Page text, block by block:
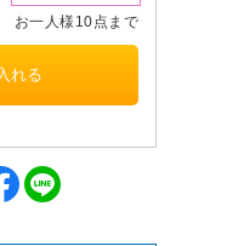
お一人様10点まで